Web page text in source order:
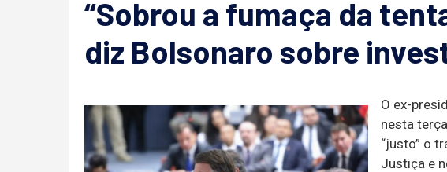
“Sobrou a fumaça da
diz Bolsonaro sobre
O ex-
nesta
“justo” o
Justiça e